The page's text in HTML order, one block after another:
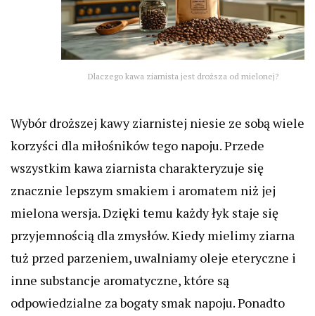
Dlaczego kawa ziarnista jest droższa od mielonej?
Wybór droższej kawy ziarnistej niesie ze sobą wiele
korzyści dla miłośników tego napoju. Przede
wszystkim kawa ziarnista charakteryzuje się
znacznie lepszym smakiem i aromatem niż jej
mielona wersja. Dzięki temu każdy łyk staje się
przyjemnością dla zmysłów. Kiedy mielimy ziarna
tuż przed parzeniem, uwalniamy oleje eteryczne i
inne substancje aromatyczne, które są
odpowiedzialne za bogaty smak napoju. Ponadto